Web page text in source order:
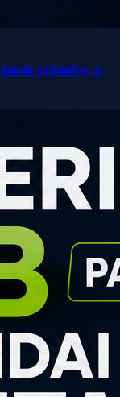
primeiro, o